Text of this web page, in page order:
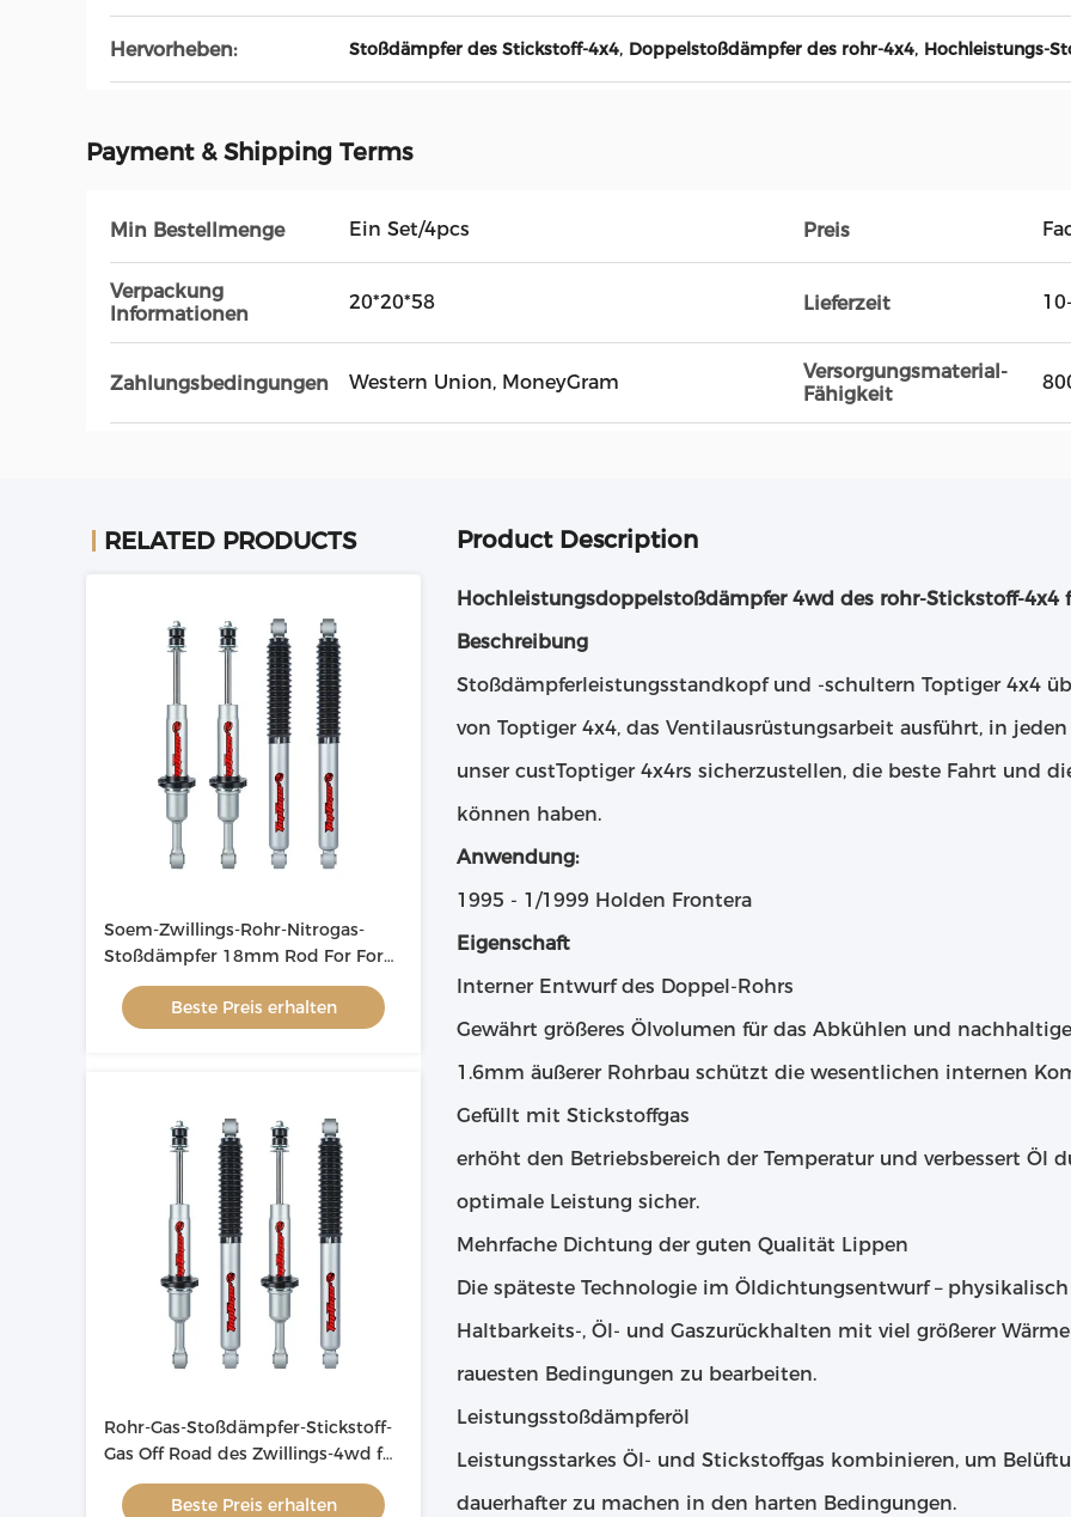
Hervorheben: Stoßdämpfer des Stickstoff-4x4, Doppelstoßdämpfer des rohr-4x4, Hochleistungs-
Payment & Shipping Terms
Min Bestellmenge Ein Set/4pcs Preis
Verpackung
Informationen
20*20*58 Lieferzeit
Zahlungsbedingungen Western Union, MoneyGram
Versorgungsmaterial-
Fähigkeit
RELATED PRODUCTS
Soem-Zwillings-Rohr-Nitrogas-
Stoßdämpfer 18mm Rod For Ford
Ranger
Beste Preis erhalten
Rohr-Gas-Stoßdämpfer-Stickstoff-
Gas Off Road des Zwillings-4wd für
Mazda BT50 2011-2020
Beste Preis erhalten
Product Description
Hochleistungsdoppelstoßdämpfer 4wd des rohr-Stickstoff-4x4
Beschreibung
Stoßdämpferleistungsstandkopf und -schultern Toptiger 4x4
von Toptiger 4x4, das Ventilausrüstungsarbeit ausführt, in
unser custToptiger 4x4rs sicherzustellen, die beste Fahrt und
können haben.
Anwendung:
1995 - 1/1999 Holden Frontera
Eigenschaft
Interner Entwurf des Doppel-Rohrs
Gewährt größeres Ölvolumen für das Abkühlen und
1.6mm äußerer Rohrbau schützt die wesentlichen internen
Gefüllt mit Stickstoffgas
erhöht den Betriebsbereich der Temperatur und verbessert Öl
optimale Leistung sicher.
Mehrfache Dichtung der guten Qualität Lippen
Die späteste Technologie im Öldichtungsentwurf –
Haltbarkeits-, Öl- und Gaszurückhalten mit viel größerer
rauesten Bedingungen zu bearbeiten.
Leistungsstoßdämpferöl
Leistungsstarkes Öl- und Stickstoffgas kombinieren, um
dauerhafter zu machen in den harten Bedingungen.